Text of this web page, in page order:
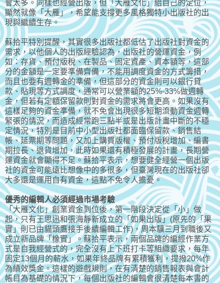
會太多。同樣也經營出版，但「大雁文化」給自己的定位，
顯然就像「大雁」，希望能支撐更多風格獨特小出版社的出
現與繼續生存。
蘇拾平特別提醒，其實很多出版社都低估了出版社對資金的
需求，以他個人的出版經驗認為，出版社的營運資金，例
如：存貨、預付版稅、在製品、固定資產、資本額等，這部
分的金額是一定要準備齊備，不能用調度資金的方式籌措，
而且也要有週轉金的準備，但這部分的資金則可以銀行貸
款、貼現等方式調度，通常可以營業額的25%-33%做週轉
金，但若有定額保留款則對資金的需求將會更高。如果沒有
這樣足夠的資金準備，就不免會出現很多短期流動資金週轉
緊張的情況，而造成經常跑三點半或是出版計畫中斷的不穩
定情況，特別是目前中小型出版社都面臨保留款、銷售結
帳、延票期等問題，又加上購買版權、預付版稅增加、編書
期拉長、退貨增加，此時如果還有積極發展的計畫，長期營
運資金就會顯得不足。蘇拾平表示，想要健全經營一個出版
社的資金可能遠比想像中的多很多，但臺灣現在的出版社卻
大多還是運用自有資金，這點不免令人擔憂。
優秀的編輯人必須經過市場考驗
「大雁文化」創業資金到位後，第一階段決定從「小」做
起，只有王思迅和張海靜新成立的「如果出版」(原先的「果
實」則已由貓頭鷹接手後續編輯工作)，周本驥三月到職後又
成立新品牌「橡實」。蘇拾平表示，兩個品牌的編經作業方
式是自我經營式的，完全沒有上下班打卡等組織要求，每年
固定13個月的薪水，如果年終品牌有累積獲利，提撥20%作
為績效獎金。這樣的遊戲規則，在有清楚的銷售報表與會計
帳目為基礎的情況下，每個出版社的編輯會很清楚每本書的